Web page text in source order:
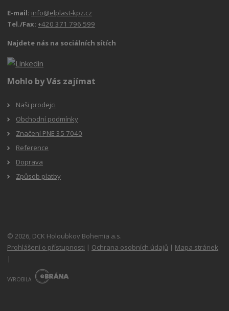
E-mail: info@elplast-kpz.cz
Tel./Fax:+420 371 796 599
Najdete nás na sociálních sítích
Mohlo by Vás zajímat
Naši prodejci
Obchodní podmínky
Značení PNE 35 7040
Reference
Doprava
Způsob platby
© 2026, DCK Holoubkov Bohemia a.s.
Prohlášení o přístupnosti | Ochrana osobních údajů | Mapa stránek
|
VYROBILA